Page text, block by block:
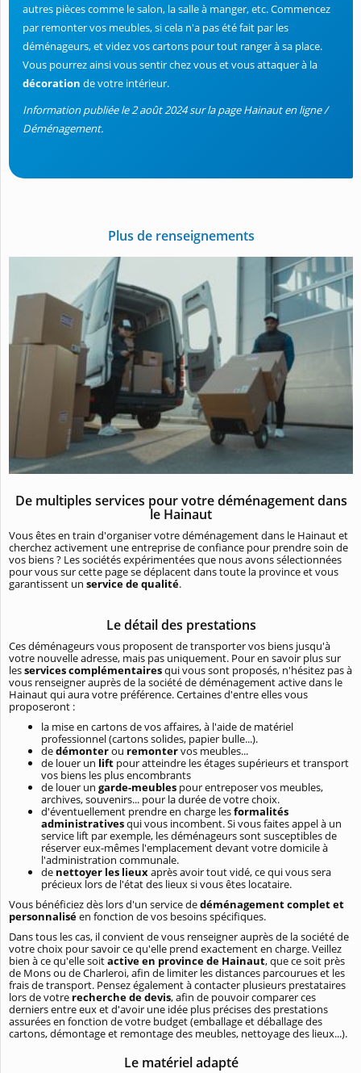
autres pièces comme le salon, la salle à manger, etc. Commencez
par remonter vos meubles, si cela n'a pas été fait par les
déménageurs, et videz vos cartons pour tout ranger à sa place.
Vous pourrez ainsi vous sentir chez vous et vous attaquer à la
décoration de votre intérieur.
Information publiée le 2 août 2024 sur la page Hainaut en ligne /
Déménagement.
Plus de renseignements
De multiples services pour votre déménagement dans
le Hainaut
Vous êtes en train d'organiser votre déménagement dans le Hainaut et
cherchez activement une entreprise de confiance pour prendre soin de
vos biens ? Les sociétés expérimentées que nous avons sélectionnées
pour vous sur cette page se déplacent dans toute la province et vous
garantissent un service de qualité.
Le détail des prestations
Ces déménageurs vous proposent de transporter vos biens jusqu'à
votre nouvelle adresse, mais pas uniquement. Pour en savoir plus sur
lesservices complémentairesqui vous sont proposés, n'hésitez pas à
vous renseigner auprès de la société de déménagement active dans le
Hainaut qui aura votre préférence. Certaines d'entre elles vous
proposeront :
la mise en cartons de vos affaires, à l'aide de matériel
professionnel (cartons solides, papier bulle...).
dedémonterou remontervos meubles...
de louer un lift pour atteindre les étages supérieurs et transport
vos biens les plus encombrants
de louer un garde-meubles pour entreposer vos meubles,
archives, souvenirs... pour la durée de votre choix.
d'éventuellement prendre en charge lesformalités
administrativesqui vous incombent. Si vous faites appel à un
service lift par exemple, les déménageurs sont susceptibles de
réserver eux-mêmes l'emplacement devant votre domicile à
l'administration communale.
de nettoyer les lieuxaprès avoir tout vidé, ce qui vous sera
précieux lors de l'état des lieux si vous êtes locataire.
Vous bénéficiez dès lors d'un service dedéménagement complet et
personnaliséen fonction de vos besoins spécifiques.
Dans tous les cas, il convient de vous renseigner auprès de la société de
votre choix pour savoir ce qu'elle prend exactement en charge. Veillez
bien à ce qu'elle soitactive en province de Hainaut, que ce soit près
de Mons ou de Charleroi, afin de limiter les distances parcourues et les
frais de transport. Pensez également à contacter plusieurs prestataires
lors de votre recherche de devis, afin de pouvoir comparer ces
derniers entre eux et d'avoir une idée plus précises des prestations
assurées en fonction de votre budget (emballage et déballage des
cartons, démontage et remontage des meubles, nettoyage des lieux...).
Le matériel adapté